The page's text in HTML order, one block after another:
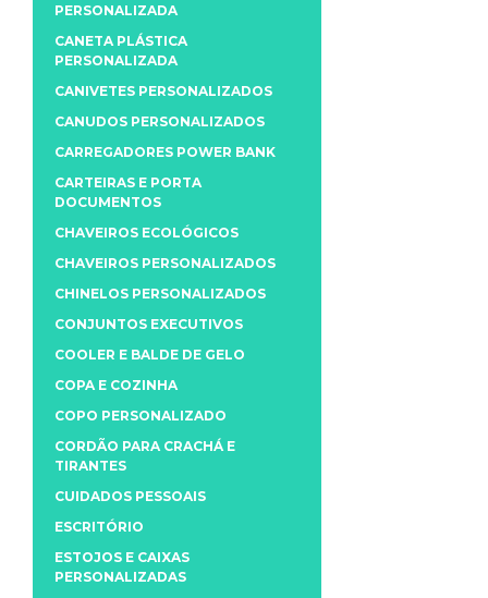
PERSONALIZADA
CANETA PLÁSTICA
PERSONALIZADA
CANIVETES PERSONALIZADOS
CANUDOS PERSONALIZADOS
CARREGADORES POWER BANK
CARTEIRAS E PORTA
DOCUMENTOS
CHAVEIROS ECOLÓGICOS
CHAVEIROS PERSONALIZADOS
CHINELOS PERSONALIZADOS
CONJUNTOS EXECUTIVOS
COOLER E BALDE DE GELO
COPA E COZINHA
COPO PERSONALIZADO
CORDÃO PARA CRACHÁ E
TIRANTES
CUIDADOS PESSOAIS
ESCRITÓRIO
ESTOJOS E CAIXAS
PERSONALIZADAS